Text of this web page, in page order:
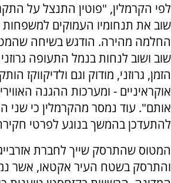
לפי הקרמלין, "פוטין התנצל על
שוב את תנחומיו העמוקים למשפחות
החלמה מהירה. הודגש בשיחה
שוב ושוב לנחות בנמל התעופה
הזמן, גרוזני, מודוק וגם ולדיקווקז
אוקראיניים - ומערכות ההגנה
אותם". עוד נמסר מהקרמלין כי שני
להתעדכן בהמשך בנוגע לפרטי
המטוס שהתרסק שייך לחברת
והתרסק בשטח העיר אקטאו, אשר